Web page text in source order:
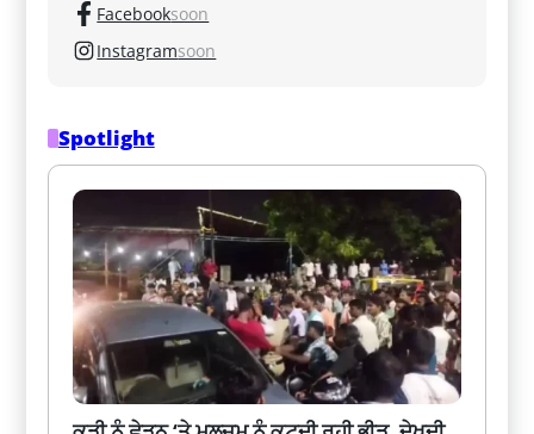
Facebooksoon
Instagramsoon
Spotlight